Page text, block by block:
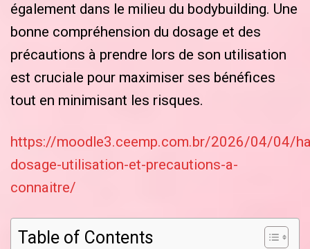
également dans le milieu du bodybuilding. Une
bonne compréhension du dosage et des
précautions à prendre lors de son utilisation
est cruciale pour maximiser ses bénéfices
tout en minimisant les risques.
https://moodle3.ceemp.com.br/2026/04/04/
dosage-utilisation-et-precautions-a-
connaitre/
Table of Contents